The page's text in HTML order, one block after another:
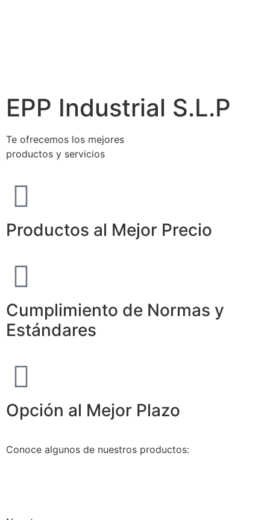
EPP Industrial S.L.P
Te ofrecemos los mejores
productos y servicios
Productos al Mejor Precio
Cumplimiento de Normas y
Estándares
Opción al Mejor Plazo
Conoce algunos de nuestros productos: